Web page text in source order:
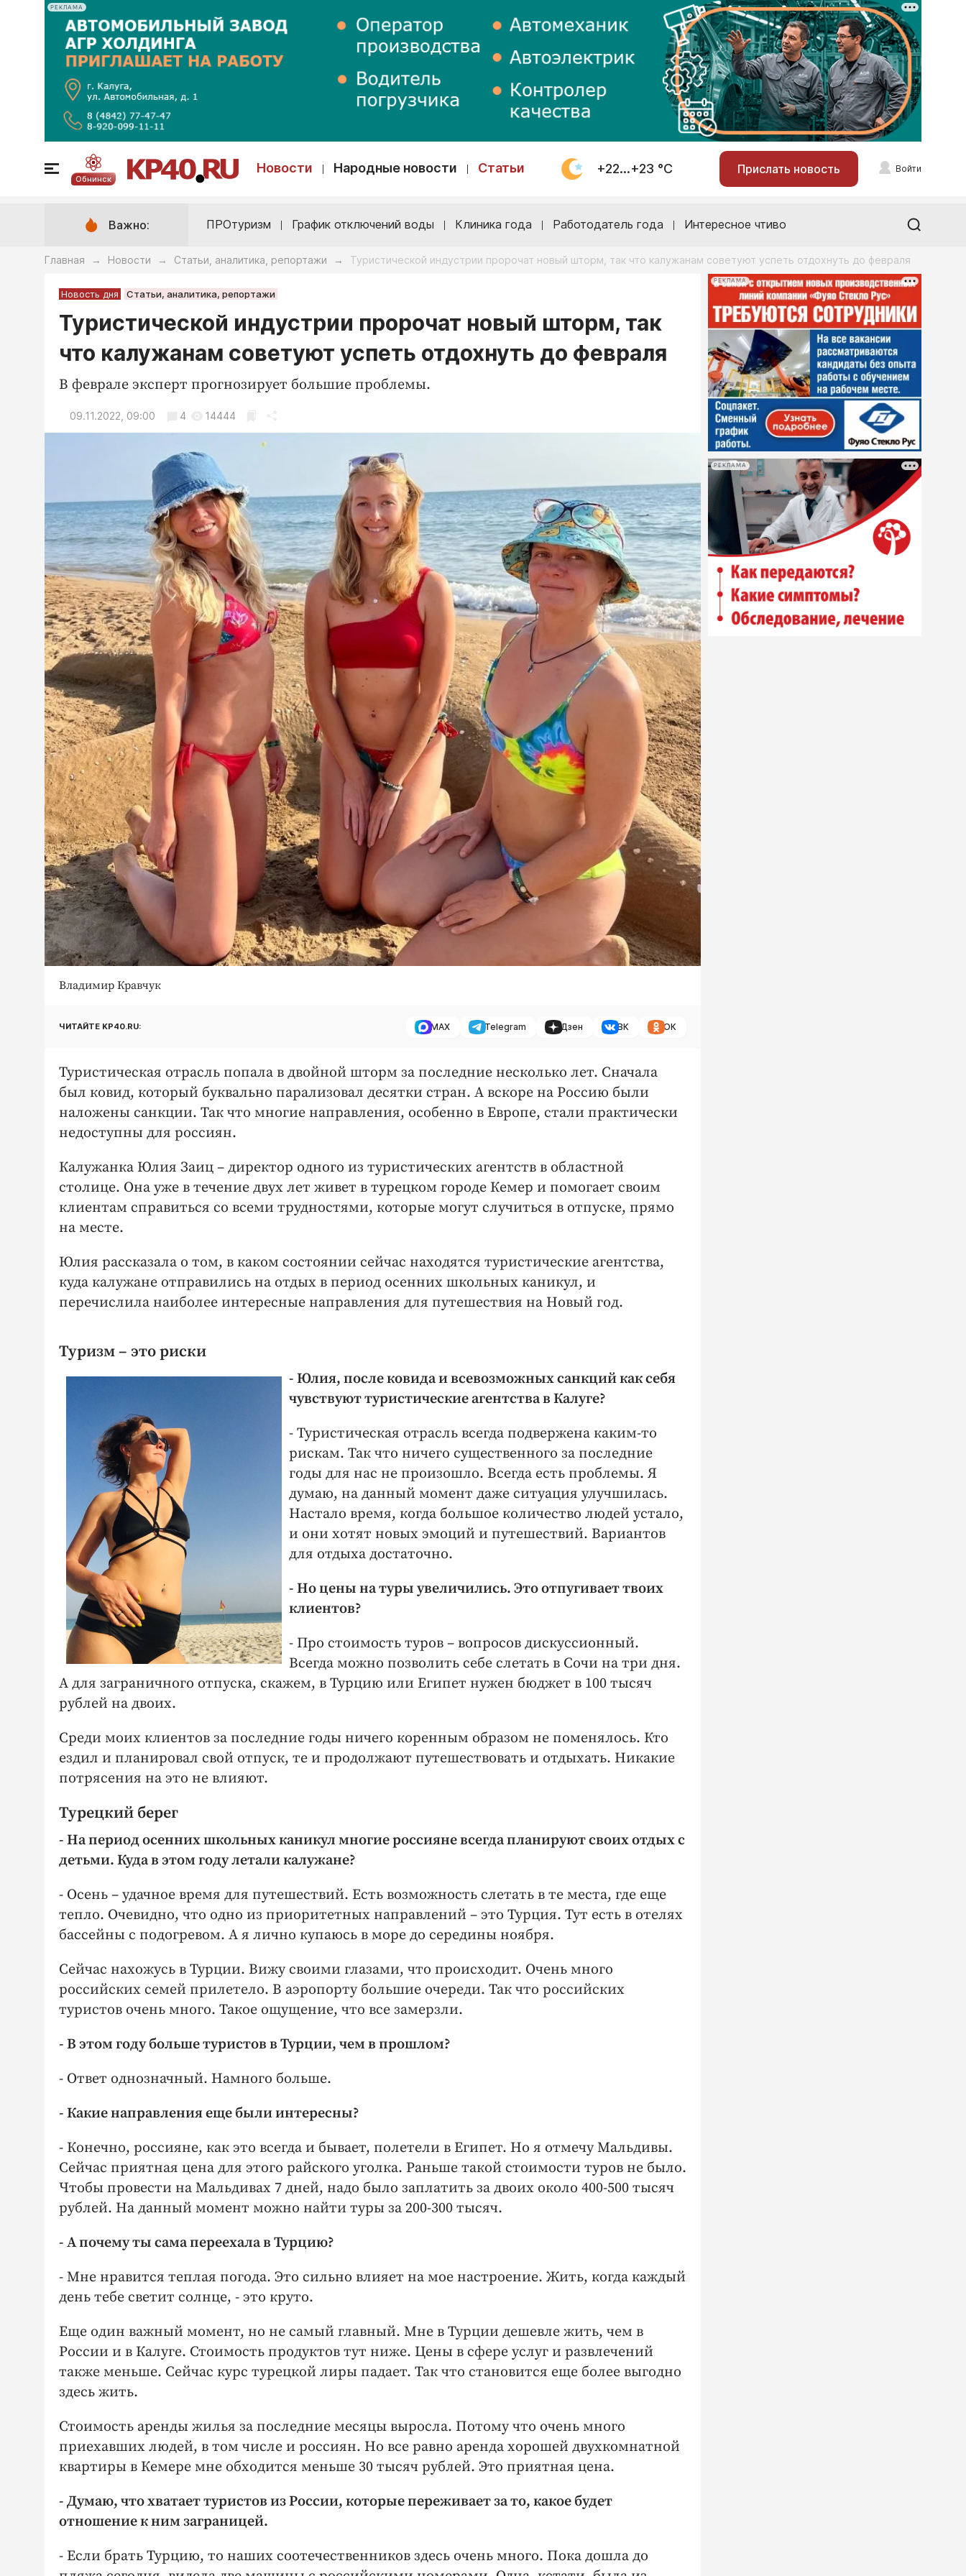
РЕКЛАМА
Обнинск
Новости Народные новости Статьи +22...+23 °С Прислать новость Войти
Важно: ПРОтуризм График отключений воды Клиника года Работодатель года Интересное чтиво
Главная → Новости → Статьи, аналитика, репортажи → Туристической индустрии пророчат новый шторм, так что калужанам советуют успеть отдохнуть до февраля
Новость дня Статьи, аналитика, репортажи
Туристической индустрии пророчат новый шторм, так
что калужанам советуют успеть отдохнуть до февраля
В феврале эксперт прогнозирует большие проблемы.
09.11.2022, 09:00 4 14444
Владимир Кравчук
ЧИТАЙТЕ KP40.RU: MAX Telegram Дзен ВК ОК
Туристическая отрасль попала в двойной шторм за последние несколько лет. Сначала
был ковид, который буквально парализовал десятки стран. А вскоре на Россию были
наложены санкции. Так что многие направления, особенно в Европе, стали практически
недоступны для россиян.
Калужанка Юлия Заиц – директор одного из туристических агентств в областной
столице. Она уже в течение двух лет живет в турецком городе Кемер и помогает своим
клиентам справиться со всеми трудностями, которые могут случиться в отпуске, прямо
на месте.
Юлия рассказала о том, в каком состоянии сейчас находятся туристические агентства,
куда калужане отправились на отдых в период осенних школьных каникул, и
перечислила наиболее интересные направления для путешествия на Новый год.
Туризм – это риски
- Юлия, после ковида и всевозможных санкций как себя
чувствуют туристические агентства в Калуге?
- Туристическая отрасль всегда подвержена каким-то
рискам. Так что ничего существенного за последние
годы для нас не произошло. Всегда есть проблемы. Я
думаю, на данный момент даже ситуация улучшилась.
Настало время, когда большое количество людей устало,
и они хотят новых эмоций и путешествий. Вариантов
для отдыха достаточно.
- Но цены на туры увеличились. Это отпугивает твоих
клиентов?
- Про стоимость туров – вопросов дискуссионный.
Всегда можно позволить себе слетать в Сочи на три дня.
А для заграничного отпуска, скажем, в Турцию или Египет нужен бюджет в 100 тысяч
рублей на двоих.
Среди моих клиентов за последние годы ничего коренным образом не поменялось. Кто
ездил и планировал свой отпуск, те и продолжают путешествовать и отдыхать. Никакие
потрясения на это не влияют.
Турецкий берег
- На период осенних школьных каникул многие россияне всегда планируют своих отдых с
детьми. Куда в этом году летали калужане?
- Осень – удачное время для путешествий. Есть возможность слетать в те места, где еще
тепло. Очевидно, что одно из приоритетных направлений – это Турция. Тут есть в отелях
бассейны с подогревом. А я лично купаюсь в море до середины ноября.
Сейчас нахожусь в Турции. Вижу своими глазами, что происходит. Очень много
российских семей прилетело. В аэропорту большие очереди. Так что российских
туристов очень много. Такое ощущение, что все замерзли.
- В этом году больше туристов в Турции, чем в прошлом?
- Ответ однозначный. Намного больше.
- Какие направления еще были интересны?
- Конечно, россияне, как это всегда и бывает, полетели в Египет. Но я отмечу Мальдивы.
Сейчас приятная цена для этого райского уголка. Раньше такой стоимости туров не было.
Чтобы провести на Мальдивах 7 дней, надо было заплатить за двоих около 400-500 тысяч
рублей. На данный момент можно найти туры за 200-300 тысяч.
- А почему ты сама переехала в Турцию?
- Мне нравится теплая погода. Это сильно влияет на мое настроение. Жить, когда каждый
день тебе светит солнце, - это круто.
Еще один важный момент, но не самый главный. Мне в Турции дешевле жить, чем в
России и в Калуге. Стоимость продуктов тут ниже. Цены в сфере услуг и развлечений
также меньше. Сейчас курс турецкой лиры падает. Так что становится еще более выгодно
здесь жить.
Стоимость аренды жилья за последние месяцы выросла. Потому что очень много
приехавших людей, в том числе и россиян. Но все равно аренда хорошей двухкомнатной
квартиры в Кемере мне обходится меньше 30 тысяч рублей. Это приятная цена.
- Думаю, что хватает туристов из России, которые переживает за то, какое будет
отношение к ним заграницей.
- Если брать Турцию, то наших соотечественников здесь очень много. Пока дошла до
РЕКЛАМА
РЕКЛАМА